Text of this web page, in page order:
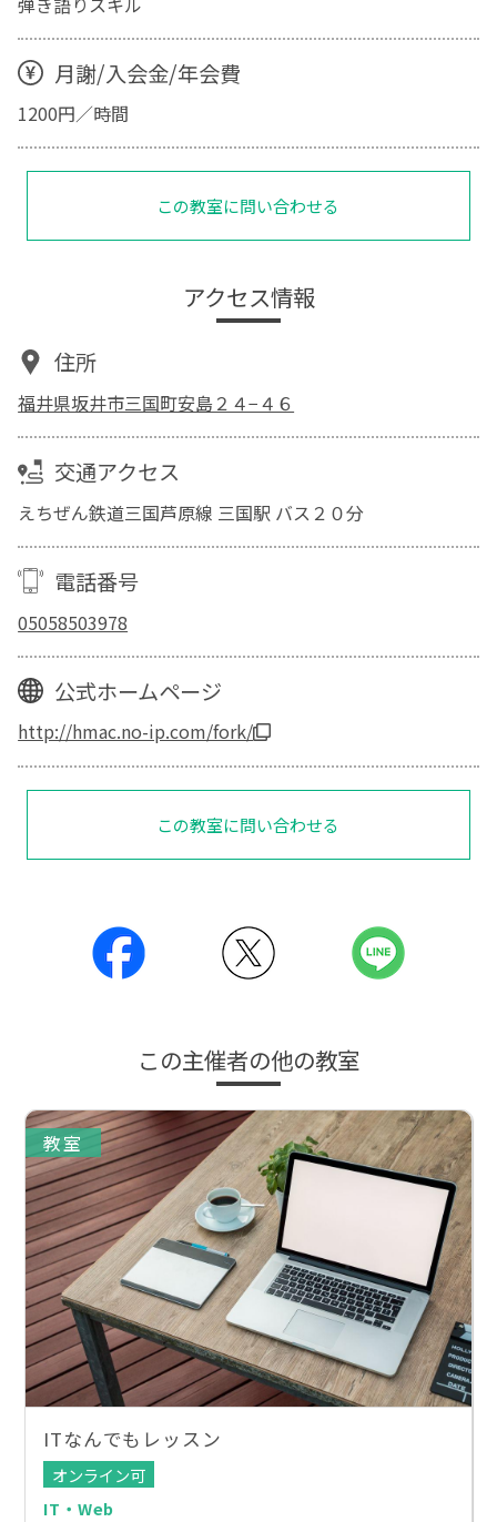
月謝/入会金/年会費
1200円／時間
この教室に問い合わせる
アクセス情報
住所
福井県坂井市三国町安島２４−４６
交通アクセス
えちぜん鉄道三国芦原線 三国駅 バス２０分
電話番号
05058503978
公式ホームページ
http://hmac.no-ip.com/fork/
この教室に問い合わせる
この主催者の他の教室
教室
ITなんでもレッスン
オンライン可
IT・Web